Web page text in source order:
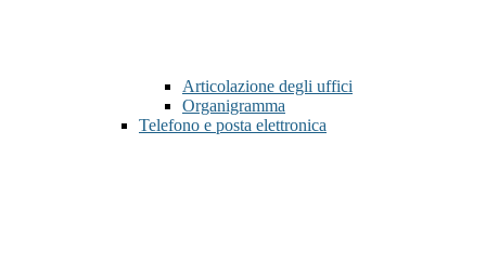
Articolazione degli uffici
Organigramma
Telefono e posta elettronica